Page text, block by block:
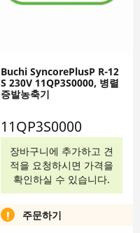
Buchi SyncorePlusP R-12
S 230V 11QP3S0000, 병렬
증발농축기
11QP3S0000
장바구니에 추가하고 견
적을 요청하시면 가격을
확인하실 수 있습니다.
주문하기